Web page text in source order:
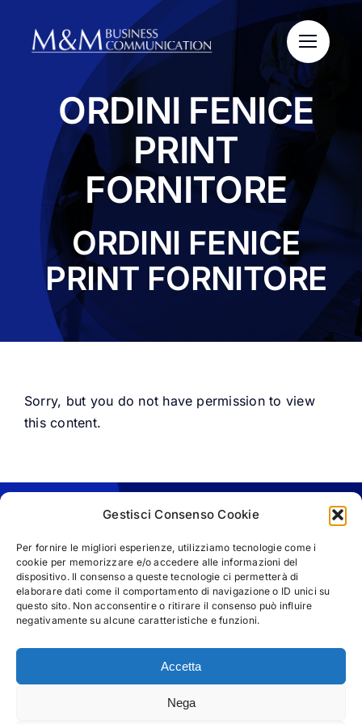
Gestisci Consenso Cookie
Per fornire le migliori esperienze, utilizziamo tecnologie come i
cookie per memorizzare e/o accedere alle informazioni del
dispositivo. Il consenso a queste tecnologie ci permetterà di
elaborare dati come il comportamento di navigazione o ID unici su
questo sito. Non acconsentire o ritirare il consenso può influire
negativamente su alcune caratteristiche e funzioni.
Accetta
Nega
contenuto
ORDINI FENICE
PRINT
FORNITORE
ORDINI FENICE
PRINT FORNITORE
Sorry, but you do not have permission to view
this content.
© Copyright 2025 | M&M Business Communication s.r.l -